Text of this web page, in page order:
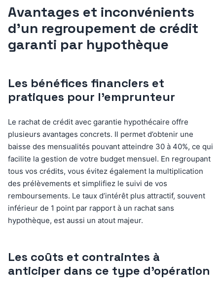
Avantages et inconvénients
d’un regroupement de crédit
garanti par hypothèque
Les bénéfices financiers et
pratiques pour l’emprunteur
Le rachat de crédit avec garantie hypothécaire offre
plusieurs avantages concrets. Il permet d’obtenir une
baisse des mensualités pouvant atteindre 30 à 40%, ce qui
facilite la gestion de votre budget mensuel. En regroupant
tous vos crédits, vous évitez également la multiplication
des prélèvements et simplifiez le suivi de vos
remboursements. Le taux d’intérêt plus attractif, souvent
inférieur de 1 point par rapport à un rachat sans
hypothèque, est aussi un atout majeur.
Les coûts et contraintes à
anticiper dans ce type d’opération